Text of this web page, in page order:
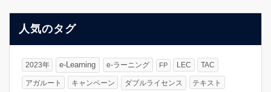
人気のタグ
2023年 e-Learning e-ラーニング FP LEC TAC
アガルート キャンペーン ダブルライセンス テキスト